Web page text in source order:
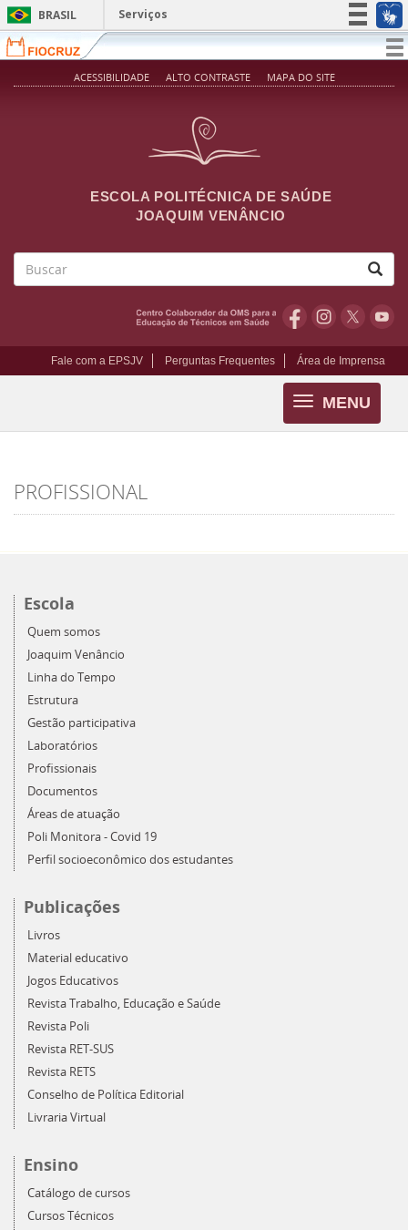
Pular para o conteúdo principal
BRASIL
Serviços
Simplifique!
Participe
ACESSIBILIDADE ALTO CONTRASTE MAPA DO SITE
ESCOLA POLITÉCNICA DE SAÚDE
JOAQUIM VENÂNCIO
Fale com a EPSJV Perguntas Frequentes Área de Imprensa
MENU
Toggle
navigation
PROFISSIONAL
Escola
Quem somos
Joaquim Venâncio
Linha do Tempo
Estrutura
Gestão participativa
Laboratórios
Profissionais
Documentos
Áreas de atuação
Poli Monitora - Covid 19
Perfil socioeconômico dos estudantes
Publicações
Livros
Material educativo
Jogos Educativos
Revista Trabalho, Educação e Saúde
Revista Poli
Revista RET-SUS
Revista RETS
Conselho de Política Editorial
Livraria Virtual
Ensino
Catálogo de cursos
Cursos Técnicos